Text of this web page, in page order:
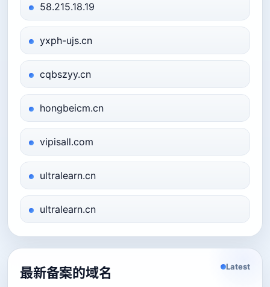
58.215.18.19
yxph-ujs.cn
cqbszyy.cn
hongbeicm.cn
vipisall.com
ultralearn.cn
ultralearn.cn
最新备案的域名 Latest